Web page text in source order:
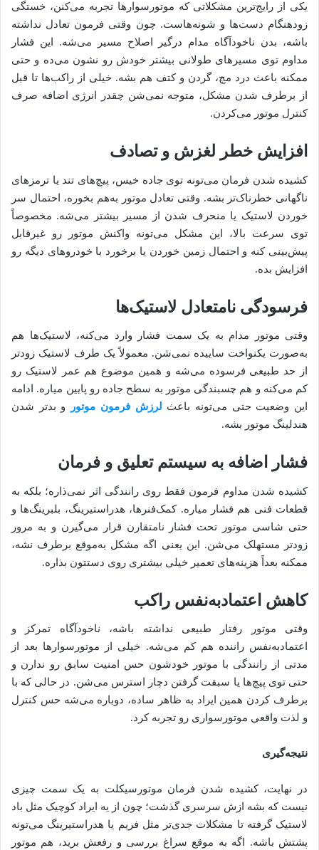
یکی از رایج‌ترین مشکلاتی که موتورسوارها تجربه می‌کنن، خستگی
زودهنگام دست‌ها و شونه‌هاست. چون وقتی فرمون تعادل نداشته
باشه، بدن ناخودآگاه مدام درگیر اصلاح مسیر می‌شه. این فشار
مداوم توی مسیرهای طولانی بیشتر خودش رو نشون می‌ده و حتی
ممکنه باعث درد مچ، گردن و کتف هم بشه. خیلی از راکب‌ها تا قبل
از برطرف شدن مشکل، متوجه نمی‌شن چقدر انرژی اضافه صرف
کنترل موتور می‌کردن.
افزایش خطر لغزش و تصادف
کشیده شدن فرمان می‌تونه توی جاده خیس، پیچ‌های تند یا ترمزهای
ناگهانی خطرناک‌تر بشه. وقتی تعادل موتور به‌هم بخوره، احتمال سر
خوردن لاستیک یا منحرف شدن از مسیر بیشتر می‌شه. مخصوصاً
توی سرعت بالا، این مشکل می‌تونه واکنش موتور رو غیرقابل
پیش‌بینی کنه و احتمال زمین خوردن یا برخورد با خودروهای دیگه رو
افزایش بده.
فرسودگی نامتعادل لاستیک‌ها
وقتی موتور مدام به یک سمت فشار وارد می‌کنه، لاستیک‌ها هم
به‌صورت یکنواخت ساییده نمی‌شن. معمولاً یک طرف لاستیک زودتر
از حد طبیعی فرسوده می‌شه و همین موضوع هم عمر لاستیک رو
کم می‌کنه و هم چسبندگی موتور به سطح جاده رو پایین میاره. ادامه
این وضعیت حتی می‌تونه باعث لرزش فرمون موتور
و بدتر شدن
هندلینگ موتور بشه.
فشار اضافه به سیستم تعلیق و فرمان
کشیده شدن مداوم فرمون فقط روی رانندگی اثر نمی‌ذاره؛ بلکه به
قطعات فنی هم فشار میاره. کمک‌فنرها، هدراستیرینگ، بلبرینگ‌ها و
حتی شاسی موتور تحت فشار نامتقارن قرار می‌گیرن و به مرور
زودتر مستهلک می‌شن. این یعنی اگه مشکل به‌موقع برطرف نشه،
ممکنه بعداً هزینه‌های تعمیر خیلی بیشتری روی دستتون بذاره.
کاهش اعتمادبه‌نفس راکب
وقتی موتور رفتار طبیعی نداشته باشه، ناخودآگاه تمرکز و
اعتمادبه‌نفس راننده هم کم می‌شه. خیلی از موتورسوارها بعد از
مدتی از رانندگی با موتور خودشون حس امنیت سابق رو ندارن و
حتی توی پیچ‌ها یا سبقت گرفتن دچار استرس می‌شن. در حالی که با
برطرف کردن همین ایراد به ظاهر ساده، دوباره می‌شه حس کنترل
و لذت واقعی موتورسواری رو تجربه کرد.
نتیجه‌گیری
در نهایت، کشیده شدن فرمان موتورسیکلت به یک سمت چیزی
نیست که بشه ازش سرسری گذشت؛ چون از یه ایراد کوچیک مثل باد
لاستیک گرفته تا مشکلات جدی‌تر مثل فریم یا هدراستیرینگ می‌تونه
پشتش باشه. اگه به موقع سراغ بررسی و رفعش برید، هم موتور